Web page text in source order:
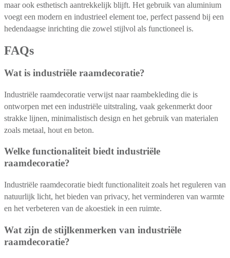
maar ook esthetisch aantrekkelijk blijft. Het gebruik van aluminium
voegt een modern en industrieel element toe, perfect passend bij een
hedendaagse inrichting die zowel stijlvol als functioneel is.
FAQs
Wat is industriële raamdecoratie?
Industriële raamdecoratie verwijst naar raambekleding die is
ontworpen met een industriële uitstraling, vaak gekenmerkt door
strakke lijnen, minimalistisch design en het gebruik van materialen
zoals metaal, hout en beton.
Welke functionaliteit biedt industriële
raamdecoratie?
Industriële raamdecoratie biedt functionaliteit zoals het reguleren van
natuurlijk licht, het bieden van privacy, het verminderen van warmte
en het verbeteren van de akoestiek in een ruimte.
Wat zijn de stijlkenmerken van industriële
raamdecoratie?